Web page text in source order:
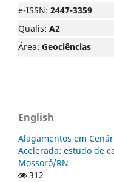
e-ISSN: 2447-3359
Qualis: A2
Área: Geociências
English
Alagamentos em
Acelerada: estudo de
Mossoró/RN
312